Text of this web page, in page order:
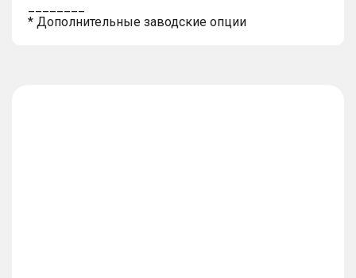
* Дополнительные заводские опции